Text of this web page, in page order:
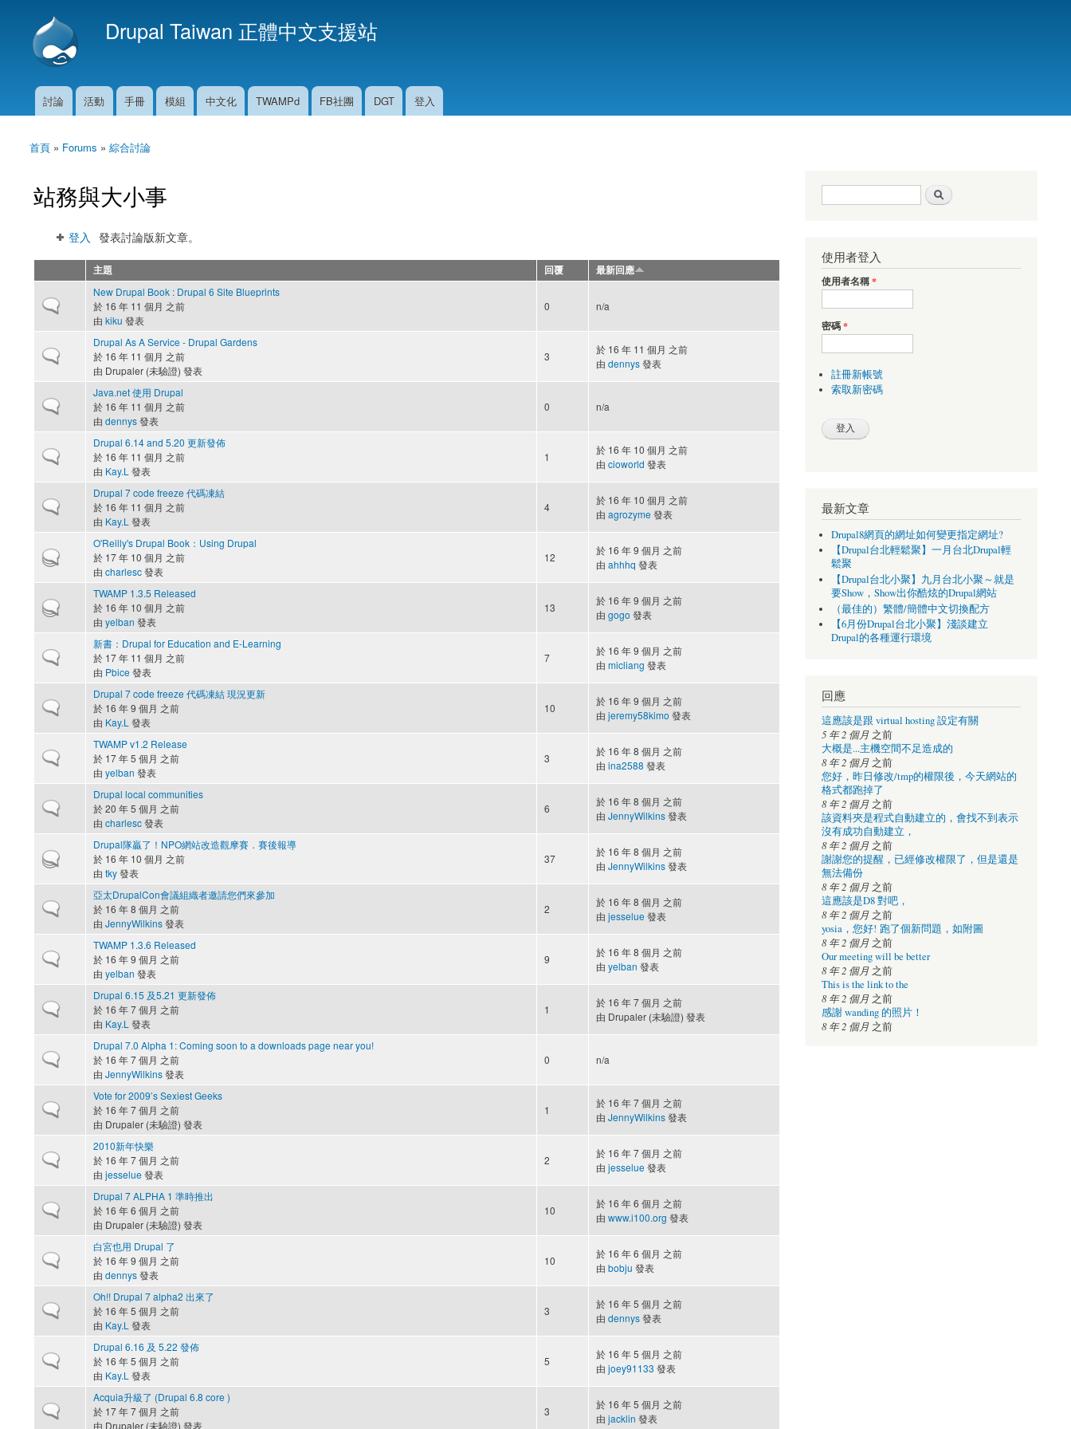
Drupal Taiwan 正體中文支援站
主選單
討論 活動 手冊 模組 中文化 TWAMPd FB社團 DGT 登入
您在這裡
首頁 » Forums » 綜合討論
站務與大小事
登入 發表討論版新文章。
主題 回覆 最新回應
一般主題
New Drupal Book : Drupal 6 Site Blueprints
於 16 年 11 個月 之前
由 kiku 發表
0 n/a
一般主題
Drupal As A Service - Drupal Gardens
於 16 年 11 個月 之前
由 Drupaler (未驗證) 發表
3
於 16 年 11 個月 之前
由 dennys發表
一般主題
Java.net 使用 Drupal
於 16 年 11 個月 之前
由 dennys發表
0 n/a
一般主題
Drupal 6.14 and 5.20 更新發佈
於 16 年 11 個月 之前
由 Kay.L 發表
1
於 16 年 10 個月 之前
由 cioworld 發表
一般主題
Drupal 7 code freeze 代碼凍結
於 16 年 11 個月 之前
由 Kay.L 發表
4
於 16 年 10 個月 之前
由 agrozyme 發表
熱門主題
O'Reilly's Drupal Book：Using Drupal
於 17 年 10 個月 之前
由 charlesc發表
12
於 16 年 9 個月 之前
由 ahhhq 發表
熱門主題
TWAMP 1.3.5 Released
於 16 年 10 個月 之前
由 yelban 發表
13
於 16 年 9 個月 之前
由 gogo 發表
一般主題
新書：Drupal for Education and E-Learning
於 17 年 11 個月 之前
由 Pbice 發表
7
於 16 年 9 個月 之前
由 micliang 發表
一般主題
Drupal 7 code freeze 代碼凍結 現況更新
於 16 年 9 個月 之前
由 Kay.L 發表
10
於 16 年 9 個月 之前
由 jeremy58kimo 發表
一般主題
TWAMP v1.2 Release
於 17 年 5 個月 之前
由 yelban 發表
3
於 16 年 8 個月 之前
由 ina2588 發表
一般主題
Drupal local communities
於 20 年 5 個月 之前
由 charlesc發表
6
於 16 年 8 個月 之前
由 JennyWilkins發表
熱門主題
Drupal隊贏了！NPO網站改造觀摩賽．賽後報導
於 16 年 10 個月 之前
由 tky發表
37
於 16 年 8 個月 之前
由 JennyWilkins發表
一般主題
亞太DrupalCon會議組織者邀請您們來參加
於 16 年 8 個月 之前
由 JennyWilkins發表
2
於 16 年 8 個月 之前
由 jesselue 發表
一般主題
TWAMP 1.3.6 Released
於 16 年 9 個月 之前
由 yelban 發表
9
於 16 年 8 個月 之前
由 yelban 發表
一般主題
Drupal 6.15 及5.21 更新發佈
於 16 年 7 個月 之前
由 Kay.L 發表
1
於 16 年 7 個月 之前
由 Drupaler (未驗證) 發表
一般主題
Drupal 7.0 Alpha 1: Coming soon to a downloads page near you!
於 16 年 7 個月 之前
由 JennyWilkins發表
0 n/a
一般主題
Vote for 2009’s Sexiest Geeks
於 16 年 7 個月 之前
由 Drupaler (未驗證) 發表
1
於 16 年 7 個月 之前
由 JennyWilkins發表
一般主題
2010新年快樂
於 16 年 7 個月 之前
由 jesselue 發表
2
於 16 年 7 個月 之前
由 jesselue 發表
一般主題
Drupal 7 ALPHA 1 準時推出
於 16 年 6 個月 之前
由 Drupaler (未驗證) 發表
10
於 16 年 6 個月 之前
由 www.i100.org 發表
一般主題
白宮也用 Drupal 了
於 16 年 9 個月 之前
由 dennys發表
10
於 16 年 6 個月 之前
由 bobju 發表
一般主題
Oh!! Drupal 7 alpha2 出來了
於 16 年 5 個月 之前
由 Kay.L 發表
3
於 16 年 5 個月 之前
由 dennys發表
一般主題
Drupal 6.16 及 5.22 發佈
於 16 年 5 個月 之前
由 Kay.L 發表
5
於 16 年 5 個月 之前
由 joey91133 發表
一般主題
Acquia升級了 (Drupal 6.8 core )
於 17 年 7 個月 之前
由 Drupaler (未驗證) 發表
3
於 16 年 5 個月 之前
由 jacklin 發表
搜尋表單
使用者登入
使用者名稱*
密碼*
註冊新帳號
索取新密碼
最新文章
Drupal8網頁的網址如何變更指定網址?
【Drupal台北輕鬆聚】一月台北Drupal輕
鬆聚
【Drupal台北小聚】九月台北小聚～就是
要Show，Show出你酷炫的Drupal網站
（最佳的）繁體/簡體中文切換配方
【6月份Drupal台北小聚】淺談建立
Drupal的各種運行環境
回應
這應該是跟 virtual hosting 設定有關
5 年 2 個月之前
大概是...主機空間不足造成的
8 年 2 個月之前
您好，昨日修改/tmp的權限後，今天網站的
格式都跑掉了
8 年 2 個月之前
該資料夾是程式自動建立的，會找不到表示
沒有成功自動建立，
8 年 2 個月之前
謝謝您的提醒，已經修改權限了，但是還是
無法備份
8 年 2 個月之前
這應該是D8 對吧，
8 年 2 個月之前
yosia，您好! 跑了個新問題，如附圖
8 年 2 個月之前
Our meeting will be better
8 年 2 個月之前
This is the link to the
8 年 2 個月之前
感謝 wanding 的照片！
8 年 2 個月之前